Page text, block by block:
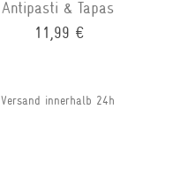
Antipasti & Tapas
11,99 €
Versand innerhalb 24h